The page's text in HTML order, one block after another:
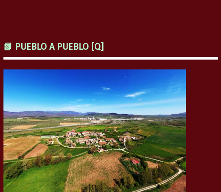
📗 PUEBLO A PUEBLO [Q]